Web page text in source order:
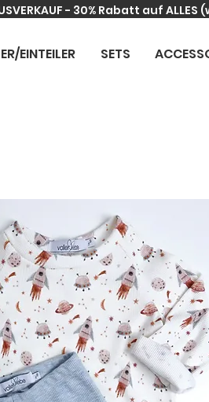
- 30% Rabatt auf ALLES
EINTEILER SETS